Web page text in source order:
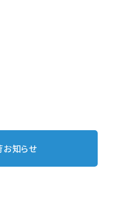
知らせ